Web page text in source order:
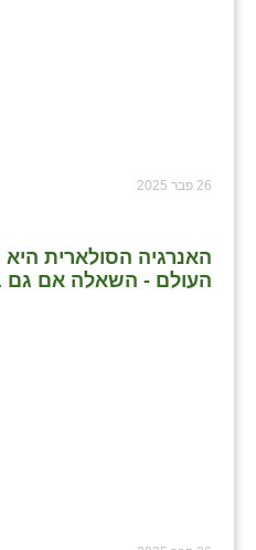
26 פבר 2025
האנרגיה הסולארית
העולם - השאלה אם גם